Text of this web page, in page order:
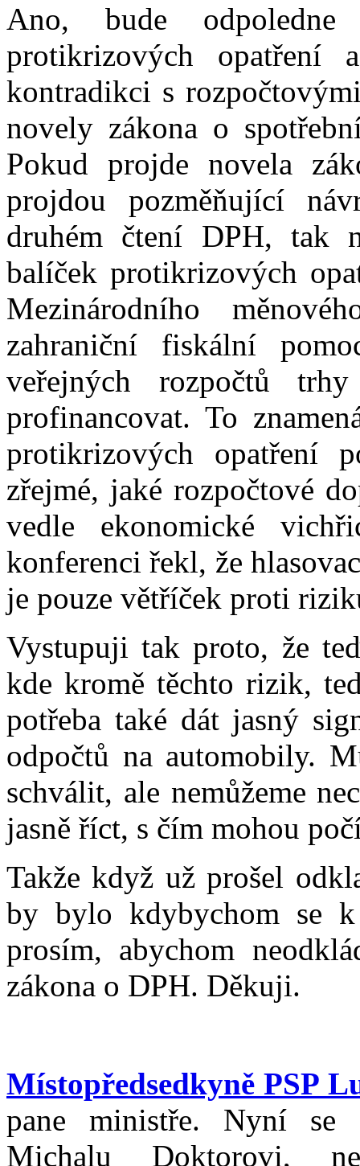
Ano, bude odpoledne
protikrizových
kontradikci s
novely zákona o
Pokud projde novela
projdou pozměňující
druhém čtení DPH, tak
balíček protikrizových
Mezinárodního
zahraniční fiskální
veřejných rozpočtů
profinancovat. To
protikrizových opatření
zřejmé, jaké rozpočtové
vedle ekonomické
konferenci řekl, že
je pouze větříček proti
Vystupuji tak proto, že
kde kromě těchto rizik,
potřeba také dát jasný
odpočtů na automobily.
schválit, ale nemůžeme
jasně říct, s čím mohou
Takže když už prošel
by bylo kdybychom se
prosím, abychom
zákona o DPH. Děkuji.
Místopředsedkyně PSP
pane ministře. Nyní se
Michalu Doktorovi,